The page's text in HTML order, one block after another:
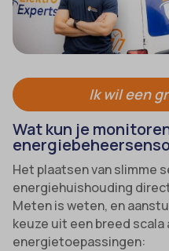
Ik wil een
Wat kun je
Het plaatsen van slimme
energiehuishouding
Meten is weten, en
keuze uit een breed scala
energietoepassingen: